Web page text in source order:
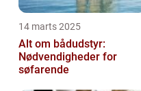
14 marts 2025
Alt om bådudstyr:
Nødvendigheder for
søfarende